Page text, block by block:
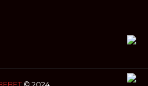
por isso sempre um
se trata de fazer trabalhos